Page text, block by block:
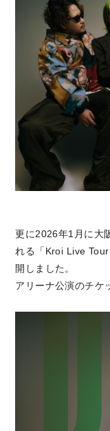
更に2026年1月に大
れる「Kroi Live
開しました。
アリーナ公演のチケ